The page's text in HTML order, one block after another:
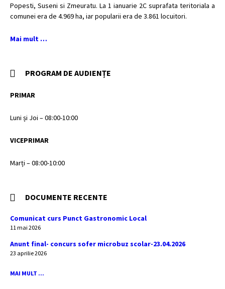
Popesti, Suseni si Zmeuratu. La 1 ianuarie 2C suprafata teritoriala a
comunei era de 4.969 ha, iar popularii era de 3.861 locuitori.
Mai mult …
PROGRAM DE AUDIENȚE
PRIMAR
Luni și Joi – 08:00-10:00
VICEPRIMAR
Marți – 08:00-10:00
DOCUMENTE RECENTE
Comunicat curs Punct Gastronomic Local
11 mai 2026
Anunt final- concurs sofer microbuz scolar-23.04.2026
23 aprilie 2026
MAI MULT ...